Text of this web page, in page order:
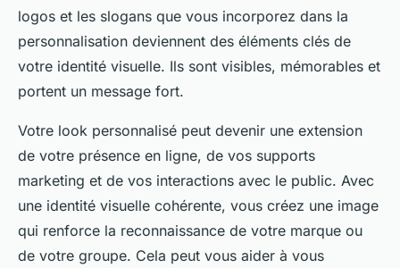
logos et les slogans que vous incorporez dans la
personnalisation deviennent des éléments clés de
votre identité visuelle. Ils sont visibles, mémorables et
portent un message fort.
Votre look personnalisé peut devenir une extension
de votre présence en ligne, de vos supports
marketing et de vos interactions avec le public. Avec
une identité visuelle cohérente, vous créez une image
qui renforce la reconnaissance de votre marque ou
de votre groupe. Cela peut vous aider à vous